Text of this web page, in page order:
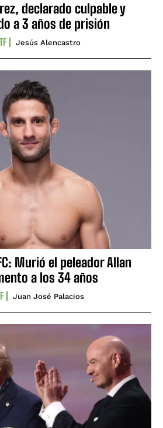
declarado culpable y
a 3 años de prisión
Jesús Alencastro
Murió el peleador Allan
a los 34 años
Juan José Palacios